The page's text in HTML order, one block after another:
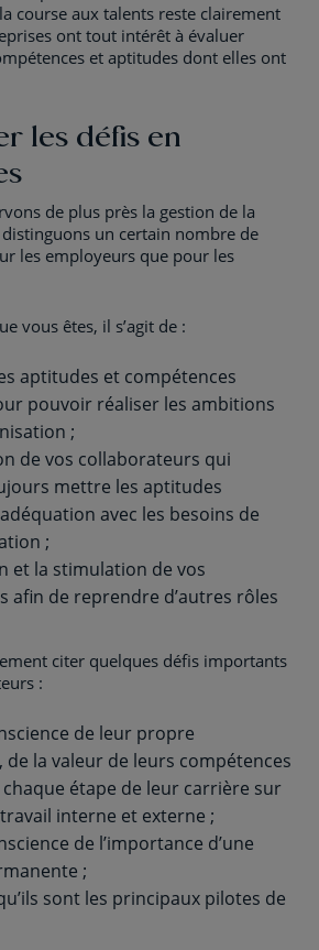
course aux talents reste clairement
ont tout intérêt à évaluer
et aptitudes dont elles ont
les défis en
de plus près la gestion de la
un certain nombre de
les employeurs que pour les
vous êtes, il s’agit de :
aptitudes et compétences
pouvoir réaliser les ambitions
;
de vos collaborateurs qui
mettre les aptitudes
avec les besoins de
;
et la stimulation de vos
afin de reprendre d’autres rôles
citer quelques défis importants
:
de leur propre
de la valeur de leurs compétences
étape de leur carrière sur
interne et externe ;
de l’importance d’une
;
sont les principaux pilotes de